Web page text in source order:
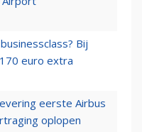
Bij
euro extra
eerste Airbus
oplopen